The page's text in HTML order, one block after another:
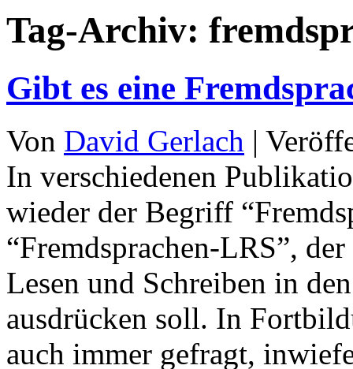
Tag-Archiv:
Gibt es eine
Von David Gerlach |
In verschiedenen
wieder der Begriff
“Fremdsprachen-LRS”,
Lesen und Schreiben in
ausdrücken soll. In
auch immer gefragt,